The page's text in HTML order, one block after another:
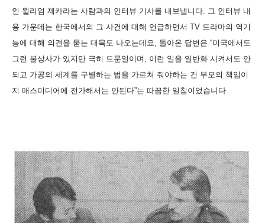
인 윌리엄 제카라는 사람과의 인터뷰 기사를 내보냅니다. 그 인터뷰 내
용 가운데는 한국에서의 그 사건에 대해 언급하면서 TV 드라마의 역기
능에 대해 의견을 묻는 대목도 나오는데요, 돌아온 답변은 “미국에서도
그런 불상사가 있지만 극히 드문일이며, 이런 일을 일반화 시켜서도 안
되고 가공의 세계를 구별하는 법을 가르쳐 줘야하는 건 부모의 책임이
지 매스미디어에 전가해서는 안된다”는 따끔한 일침이었습니다.